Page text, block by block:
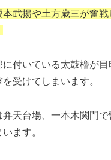
武揚や土方歳三が奮
に付いている太鼓櫓が
受けてしまいます。
弁天台場、一本木関門で
ます。